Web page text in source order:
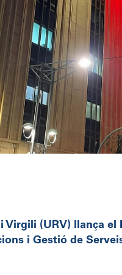
Virgili (URV) llança
i Gestió de